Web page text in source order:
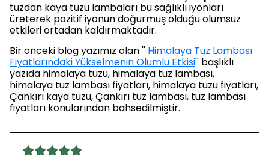
tuzdan kaya tuzu lambaları bu sağlıklı iyonları
üreterek pozitif iyonun doğurmuş olduğu olumsuz
etkileri ortadan kaldırmaktadır.
Bir önceki blog yazımız olan '' Himalaya Tuz Lambası
Fiyatlarındaki Yükselmenin Olumlu Etkisi'' başlıklı
yazıda himalaya tuzu, himalaya tuz lambası,
himalaya tuz lambası fiyatları, himalaya tuzu fiyatları,
Çankırı kaya tuzu, Çankırı tuz lambası, tuz lambası
fiyatları konularından bahsedilmiştir.